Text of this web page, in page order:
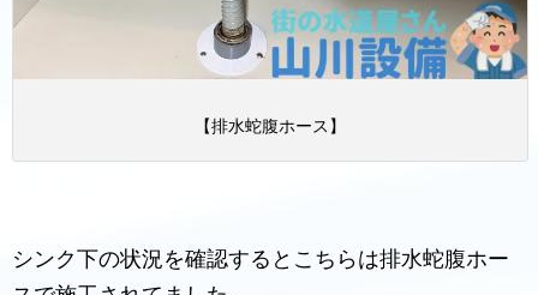
【排水蛇腹ホース】
シンク下の状況を確認するとこちらは排水蛇腹ホー